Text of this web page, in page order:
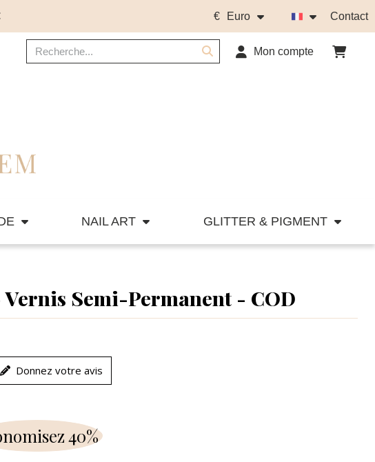
€ Euro Contact
Mon compte
NAIL ART GLITTER & PIGMENT
Semi-Permanent - COD
Donnez votre avis
40%